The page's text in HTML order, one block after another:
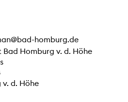
homburg.de
Homburg v. d. Höhe
v. d. Höhe